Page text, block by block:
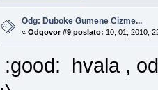
Odg: Duboke Gumene Cizme...
« Odgovor #9 poslato: 10, 01, 2010,
:good: hvala ,